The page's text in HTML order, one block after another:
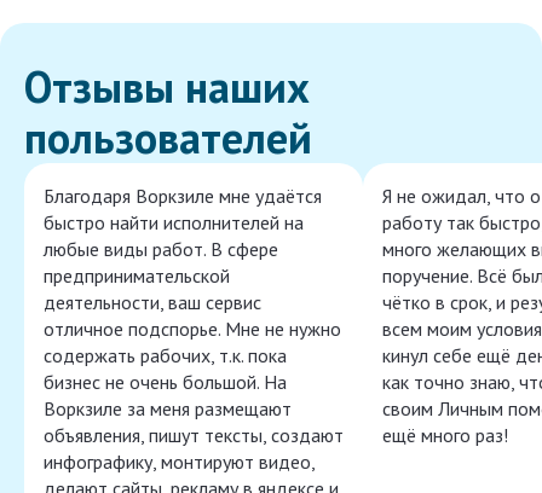
Отзывы наших
пользователей
Благодаря Воркзиле мне удаётся
быстро найти исполнителей на
любые виды работ. В сфере
предпринимательской
деятельности, ваш сервис
отличное подспорье. Мне не нужно
содержать рабочих, т.к. пока
бизнес не очень большой. На
Воркзиле за меня размещают
объявления, пишут тексты, создают
инфографику, монтируют видео,
Я не ожидал, что
работу так
много желающих
поручение. Всё
чётко в срок, и
всем моим
кинул себе ещё
как точно знаю,
своим Личным
ещё много раз!